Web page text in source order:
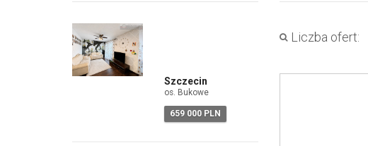
Szczecin
os. Bukowe
659 000 PLN
Liczba ofert: